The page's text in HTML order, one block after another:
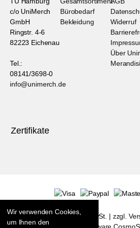
Wir verwenden Cookies,
um Ihnen den
c/o UniMerch
GmbH
Ringstr. 4-6
82223 Eichenau
Tel.:
08141/3698-0
info@unimerch.de
Bürobedarf
Bekleidung
Widerruf
Über
Zertifikate
* Alle Preise inkl. MwSt. | zzgl.
Shopsoftware